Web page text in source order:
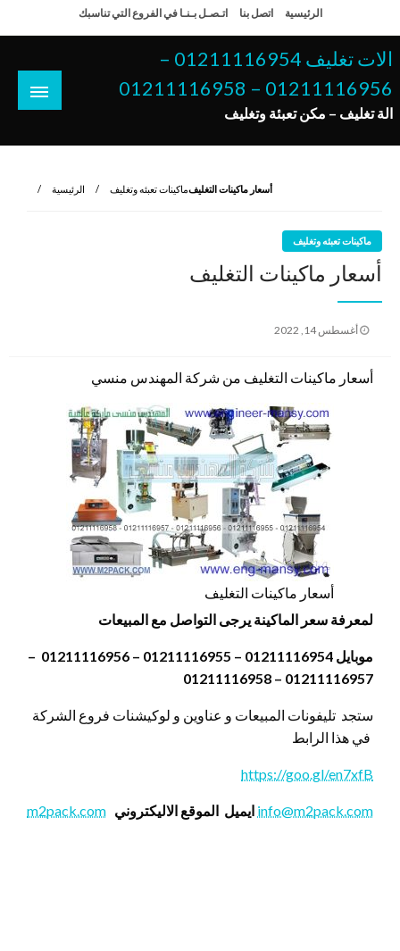
إلى
المحتوى
الرئيسية اتصل بنا اتـصـل بـنـا في الفروع التي تناسبك
الات تغليف 01211116954 –
01211116956 – 01211116958
الة تغليف – مكن تعبئة وتغليف
الرئيسية ماكينات تعبئه وتغليفأسعار ماكينات التغليف
ماكينات تعبئه وتغليف
أسعار ماكينات التغليف
نُشر
أغسطس 14, 2022
أسعار ماكينات التغليف من شركة المهندس منسي
أسعار ماكينات التغليف
لمعرفة سعر الماكينة يرجى التواصل مع المبيعات
موبايل 01211116954 – 01211116955 – 01211116956 –
01211116957 – 01211116958
ستجد تليفونات المبيعات و عناوين و لوكيشنات فروع الشركة
في هذا الرابط
https://goo.gl/en7xfB
info@m2pack.com ايميل الموقع الاليكتروني m2pack.com